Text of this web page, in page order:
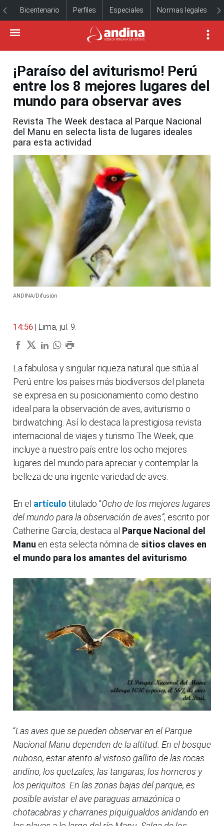
Bicentenario Perfiles Especiales Normas legales
¡Paraíso del aviturismo! Perú
entre los 8 mejores lugares del
mundo para observar aves
Revista The Week destaca al Parque Nacional
del Manu en selecta lista de lugares ideales
para esta actividad
ANDINA/Difusión
14:56 | Lima, jul. 9.
La fabulosa y singular riqueza natural que sitúa al
Perú entre los países más biodiversos del planeta
se expresa en su posicionamiento como destino
ideal para la observación de aves, aviturismo o
birdwatching. Así lo destaca la prestigiosa revista
internacional de viajes y turismo The Week, que
incluye a nuestro país entre los ocho mejores
lugares del mundo para apreciar y contemplar la
belleza de una ingente variedad de aves.
En el artículo titulado “Ocho de los mejores lugares
del mundo para la observación de aves”, escrito por
Catherine García, destaca al Parque Nacional del
Manu en esta selecta nómina de sitios claves en
el mundo para los amantes del aviturismo
“Las aves que se pueden observar en el Parque
Nacional Manu dependen de la altitud. En el bosque
nuboso, estar atento al vistoso gallito de las rocas
andino, los quetzales, las tangaras, los horneros y
los periquitos. En las zonas bajas del parque, es
posible avistar el ave paraguas amazónica o
chotacabras y charranes piquigualdos anidando en